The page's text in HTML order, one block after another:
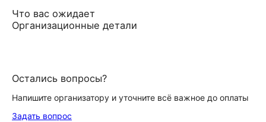
Что вас ожидает
Организационные детали
Остались вопросы?
Напишите организатору и уточните всё важное до оплаты
Задать вопрос